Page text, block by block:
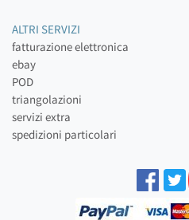
ALTRI SERVIZI
fatturazione elettronica
ebay
POD
triangolazioni
servizi extra
spedizioni particolari